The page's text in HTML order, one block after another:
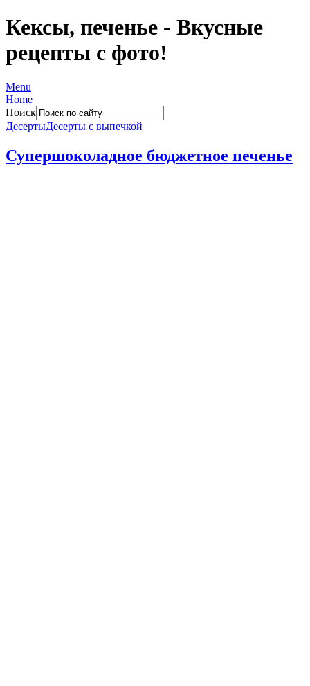
Кексы, печенье - Вкусные
рецепты с фото!
Menu
Home
Поиск
ДесертыДесерты с выпечкой
Супершоколадное бюджетное печенье